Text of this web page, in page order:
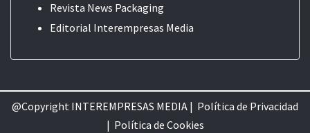
Revista News Packaging
Editorial Interempresas Media
@Copyright INTEREMPRESAS MEDIA | Política de Privacidad
| Política de Cookies